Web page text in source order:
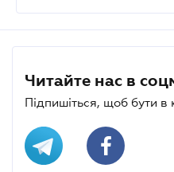
Читайте нас в
Підпишіться, щоб бути в